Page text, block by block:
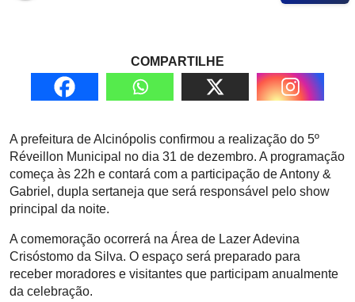
COMPARTILHE
A prefeitura de Alcinópolis confirmou a realização do 5º
Réveillon Municipal no dia 31 de dezembro. A programação
começa às 22h e contará com a participação de Antony &
Gabriel, dupla sertaneja que será responsável pelo show
principal da noite.
A comemoração ocorrerá na Área de Lazer Adevina
Crisóstomo da Silva. O espaço será preparado para
receber moradores e visitantes que participam anualmente
da celebração.